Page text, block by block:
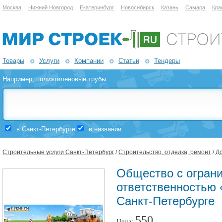
Москва Нижний Новгород Екатеринбург Новосибирск Казань Самара
Товары Услуги Компании Статьи Тендеры
Например,полиэтиленовые трубы
в Санкт-Петербурге в названии
Строительные услуги Санкт-Петербург /Строительство, отделка, ремонт /
Общество с
Санкт-Петербурге